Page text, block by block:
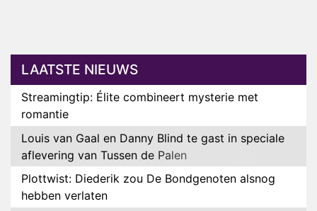
LAATSTE NIEUWS
Streamingtip: Élite combineert mysterie met
romantie
Louis van Gaal en Danny Blind te gast in speciale
aflevering van Tussen de Palen
Plottwist: Diederik zou De Bondgenoten alsnog
hebben verlaten